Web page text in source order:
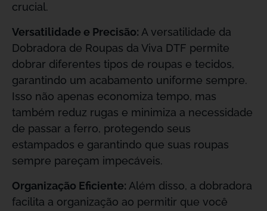
crucial.
Versatilidade e Precisão: A versatilidade da
Dobradora de Roupas da Viva DTF permite
dobrar diferentes tipos de roupas e tecidos,
garantindo um acabamento uniforme sempre.
Isso não apenas economiza tempo, mas
também reduz rugas e minimiza a necessidade
de passar a ferro, protegendo seus
estampados e garantindo que suas roupas
sempre pareçam impecáveis.
Organização Eficiente: Além disso, a dobradora
facilita a organização ao permitir que você